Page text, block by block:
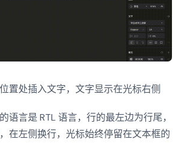
置处插入文字，文字显示在光标右侧
语言是 RTL 语言，行的最左边为行尾，
在左侧换行，光标始终停留在文本框的